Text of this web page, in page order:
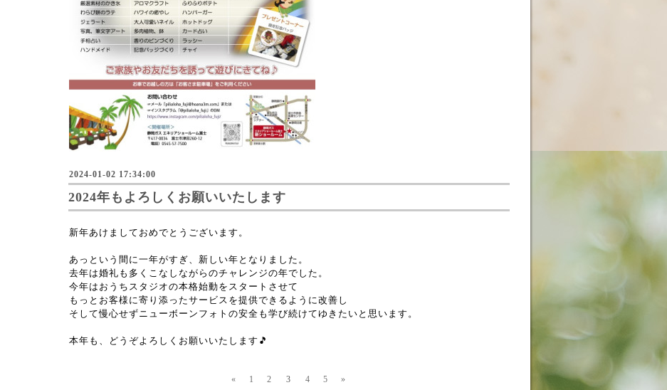
2024-01-02 17:34:00
2024年もよろしくお願いいたします
新年あけましておめでとうございます。
あっという間に一年がすぎ、新しい年となりました。
去年は婚礼も多くこなしながらのチャレンジの年でした。
今年はおうちスタジオの本格始動をスタートさせて
もっとお客様に寄り添ったサービスを提供できるように改善し
そして慢心せずニューボーンフォトの安全も学び続けてゆきたいと思います。
本年も、どうぞよろしくお願いいたします🎵
« 1 2 3 4 5 »